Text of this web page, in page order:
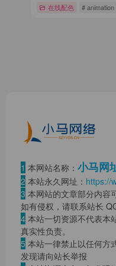
在线配色 # animation
1 本网站名称： 小马网
2 本站永久网址： https://
3 本网站的文章部分内容
如有侵权，请联系站长
4 本站一切资源不代表本
真实性负责。
5 本站一律禁止以任何方
发现请向站长举报